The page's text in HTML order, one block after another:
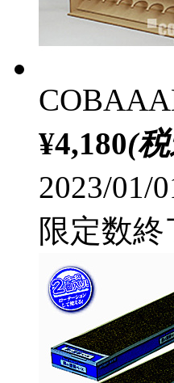
¥4,180(
2023/01/
限定数終